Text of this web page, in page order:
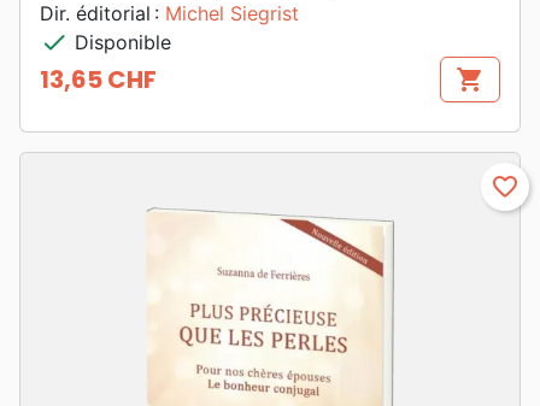
Dir. éditorial : Michel Siegrist
check Disponible
Prix
13,65 CHF shopping_cart
favorite_border